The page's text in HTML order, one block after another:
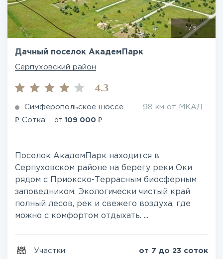
1 / 5
Дачный поселок АкадемПарк
Серпуховский район
4.3
Симферопольское шоссе 98 км от МКАД
₽ Сотка: от 109 000 ₽
Поселок АкадемПарк находится в
Серпуховском районе на берегу реки Оки
рядом с Приокско-Террасным биосферным
заповедником. Экологически чистый край
полный лесов, рек и свежего воздуха, где
можно с комфортом отдыхать. ...
Участки: от 7 до 23 соток